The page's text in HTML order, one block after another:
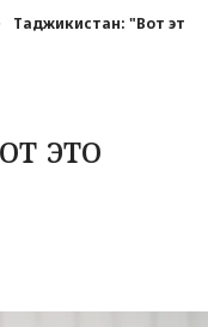
Таджикистан: "Вот это
это